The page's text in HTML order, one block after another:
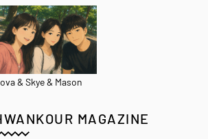
& Skye & Mason
MAGAZINE